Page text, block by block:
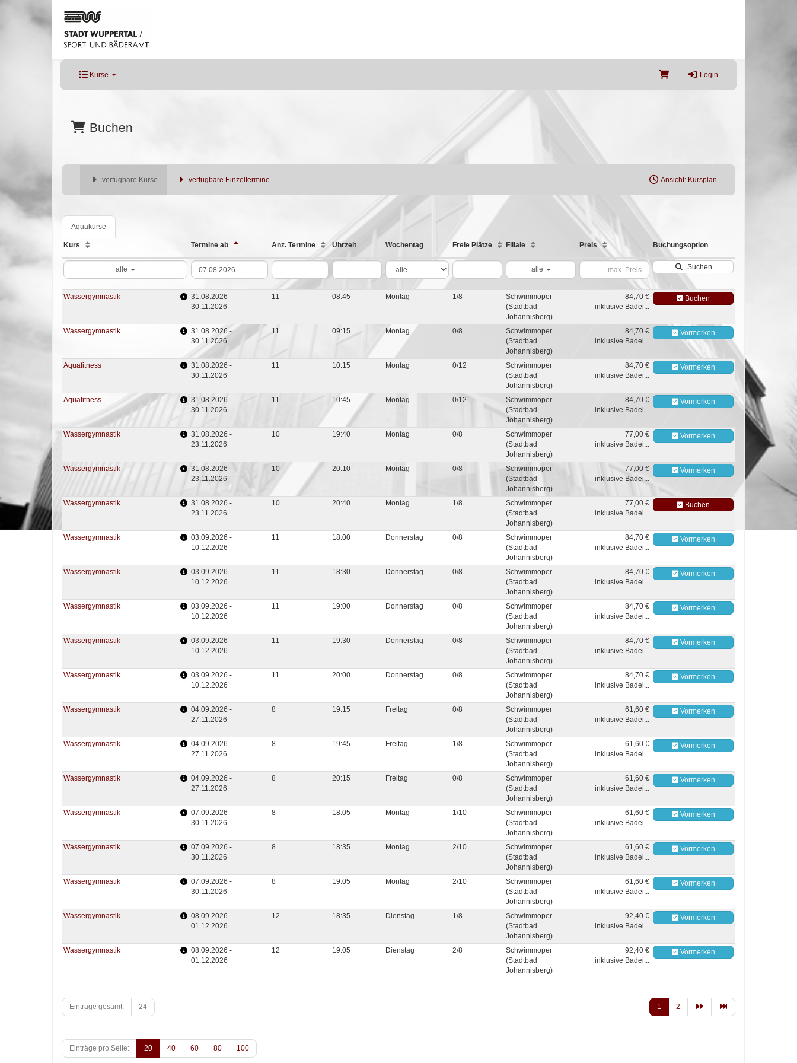
Kurse Login
Buchen
verfügbare Kurse verfügbare Einzeltermine Ansicht: Kursplan
Aquakurse
Kurs Termine ab Anz. Termine Uhrzeit Wochentag Freie Plätze Filiale Preis Buchungsoption
alle alle Suchen
Wassergymnastik
31.08.2026 -
30.11.2026
11 08:45 Montag 1/8
Schwimmoper
(Stadtbad
Johannisberg)
84,70 €
inklusive Badei...
Buchen
Wassergymnastik
31.08.2026 -
30.11.2026
11 09:15 Montag 0/8
Schwimmoper
(Stadtbad
Johannisberg)
84,70 €
inklusive Badei...
Vormerken
Aquafitness
31.08.2026 -
30.11.2026
11 10:15 Montag 0/12
Schwimmoper
(Stadtbad
Johannisberg)
84,70 €
inklusive Badei...
Vormerken
Aquafitness
31.08.2026 -
30.11.2026
11 10:45 Montag 0/12
Schwimmoper
(Stadtbad
Johannisberg)
84,70 €
inklusive Badei...
Vormerken
Wassergymnastik
31.08.2026 -
23.11.2026
10 19:40 Montag 0/8
Schwimmoper
(Stadtbad
Johannisberg)
77,00 €
inklusive Badei...
Vormerken
Wassergymnastik
31.08.2026 -
23.11.2026
10 20:10 Montag 0/8
Schwimmoper
(Stadtbad
Johannisberg)
77,00 €
inklusive Badei...
Vormerken
Wassergymnastik
31.08.2026 -
23.11.2026
10 20:40 Montag 1/8
Schwimmoper
(Stadtbad
Johannisberg)
77,00 €
inklusive Badei...
Buchen
Wassergymnastik
03.09.2026 -
10.12.2026
11 18:00 Donnerstag 0/8
Schwimmoper
(Stadtbad
Johannisberg)
84,70 €
inklusive Badei...
Vormerken
Wassergymnastik
03.09.2026 -
10.12.2026
11 18:30 Donnerstag 0/8
Schwimmoper
(Stadtbad
Johannisberg)
84,70 €
inklusive Badei...
Vormerken
Wassergymnastik
03.09.2026 -
10.12.2026
11 19:00 Donnerstag 0/8
Schwimmoper
(Stadtbad
Johannisberg)
84,70 €
inklusive Badei...
Vormerken
Wassergymnastik
03.09.2026 -
10.12.2026
11 19:30 Donnerstag 0/8
Schwimmoper
(Stadtbad
Johannisberg)
84,70 €
inklusive Badei...
Vormerken
Wassergymnastik
03.09.2026 -
10.12.2026
11 20:00 Donnerstag 0/8
Schwimmoper
(Stadtbad
Johannisberg)
84,70 €
inklusive Badei...
Vormerken
Wassergymnastik
04.09.2026 -
27.11.2026
8 19:15 Freitag 0/8
Schwimmoper
(Stadtbad
Johannisberg)
61,60 €
inklusive Badei...
Vormerken
Wassergymnastik
04.09.2026 -
27.11.2026
8 19:45 Freitag 1/8
Schwimmoper
(Stadtbad
Johannisberg)
61,60 €
inklusive Badei...
Vormerken
Wassergymnastik
04.09.2026 -
27.11.2026
8 20:15 Freitag 0/8
Schwimmoper
(Stadtbad
Johannisberg)
61,60 €
inklusive Badei...
Vormerken
Wassergymnastik
07.09.2026 -
30.11.2026
8 18:05 Montag 1/10
Schwimmoper
(Stadtbad
Johannisberg)
61,60 €
inklusive Badei...
Vormerken
Wassergymnastik
07.09.2026 -
30.11.2026
8 18:35 Montag 2/10
Schwimmoper
(Stadtbad
Johannisberg)
61,60 €
inklusive Badei...
Vormerken
Wassergymnastik
07.09.2026 -
30.11.2026
8 19:05 Montag 2/10
Schwimmoper
(Stadtbad
Johannisberg)
61,60 €
inklusive Badei...
Vormerken
Wassergymnastik
08.09.2026 -
01.12.2026
12 18:35 Dienstag 1/8
Schwimmoper
(Stadtbad
Johannisberg)
92,40 €
inklusive Badei...
Vormerken
Wassergymnastik
08.09.2026 -
01.12.2026
12 19:05 Dienstag 2/8
Schwimmoper
(Stadtbad
Johannisberg)
92,40 €
inklusive Badei...
Vormerken
1 2
Einträge gesamt: 24
Einträge pro Seite: 20 40 60 80 100